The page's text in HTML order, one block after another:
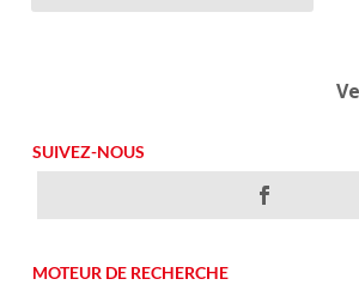
SUIVEZ-NOUS
MOTEUR DE RECHERCHE